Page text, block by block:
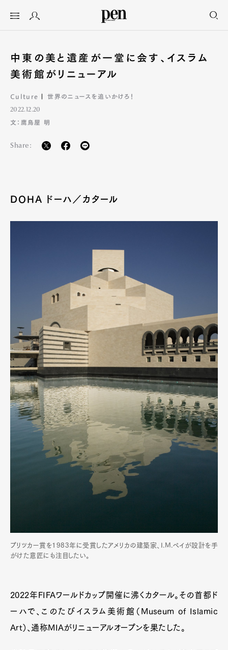
中東の美と遺産が一堂に会す、イスラム
美術館がリニューアル
Culture 世界のニュースを追いかけろ！
2022.12.20
文：鷹鳥屋 明
Share:
DOHA ドーハ／カタール
プリツカー賞を1983年に受賞したアメリカの建築家、I.M.ペイが設計を手
がけた意匠にも注目したい。
2022年FIFAワールドカップ開催に沸くカタール。その首都ド
ーハで、このたびイスラム美術館（Museum of Islamic
Art）、通称MIAがリニューアルオープンを果たした。